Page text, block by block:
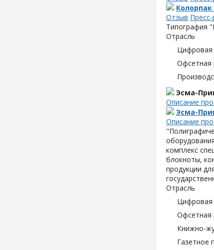
Колорпак
Отзыв
Типография
Отрасль
Цифровая
Офсетная
Эсма-
Описание
Эсма-
Описание
комплекс
блокноты,
продукции
Отрасль
Цифровая
Офсетная
Книжно-
Газетное